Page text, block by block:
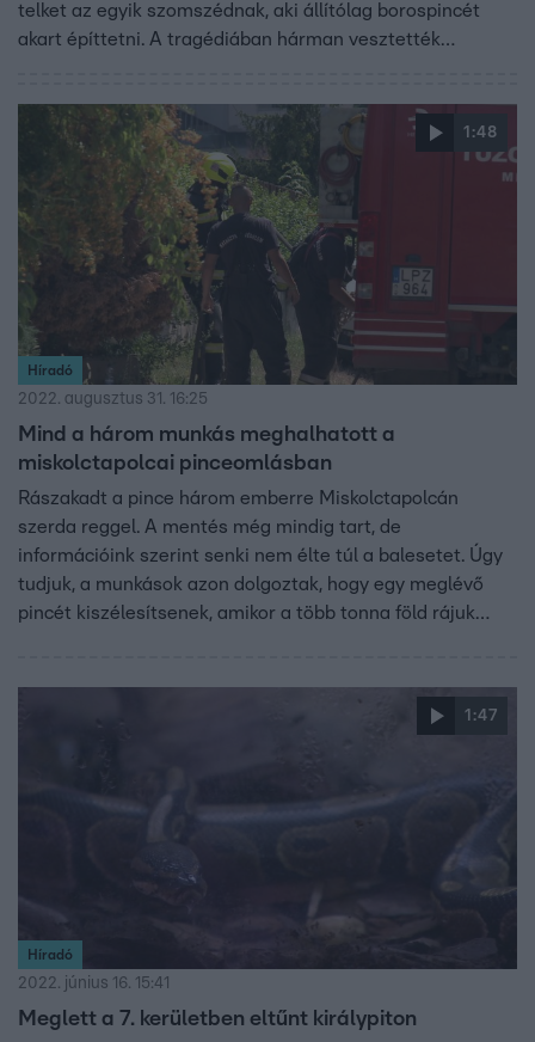
telket az egyik szomszédnak, aki állítólag borospincét
akart építtetni. A tragédiában hárman vesztették
veszélyes. Gyűjtés indult a családok megsegítésére.1:48
Híradó
2022. augusztus 31. 16:25
Mind a három munkás meghalhatott a
miskolctapolcai pinceomlásban
Rászakadt a pince három emberre Miskolctapolcán
szerda reggel. A mentés még mindig tart, de
információink szerint senki nem élte túl a balesetet. Úgy
tudjuk, a munkások azon dolgoztak, hogy egy meglévő
pincét kiszélesítsenek, amikor a több tonna föld rájuk
1:47
Híradó
2022. június 16. 15:41
Meglett a 7. kerületben eltűnt királypiton